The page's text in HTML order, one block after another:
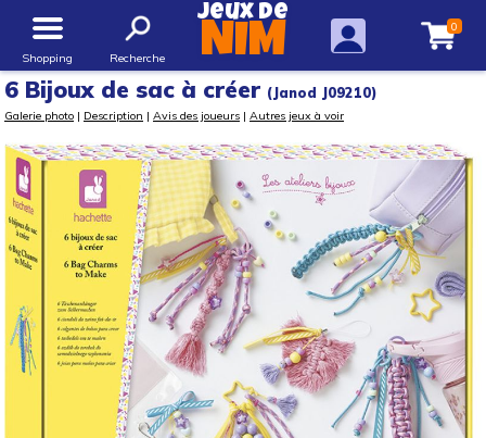
Shopping Recherche
Jeux de
NIM 0
6 Bijoux de sac à créer (Janod J09210)
Galerie photo | Description | Avis des joueurs | Autres jeux à voir